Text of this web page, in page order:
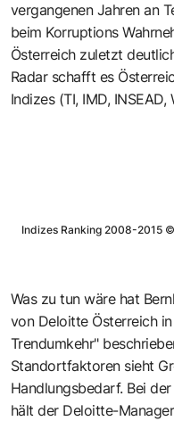
vergangenen Jahren an
beim Korruptions
Österreich zuletzt
Radar schafft es
Indizes (TI, IMD,
Indizes Ranking 2008-2015 ©
Was zu tun wäre hat
von Deloitte Österreich
Trendumkehr"
Standortfaktoren sieht
Handlungsbedarf. Bei
hält der Deloitte-